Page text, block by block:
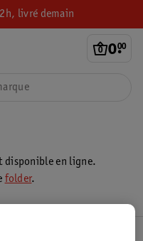
livré demain
0.
00
disponible en ligne.
folder.